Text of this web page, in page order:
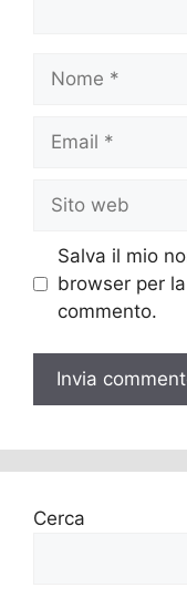
web
Salva il mio
browser per
commento.
Cerca